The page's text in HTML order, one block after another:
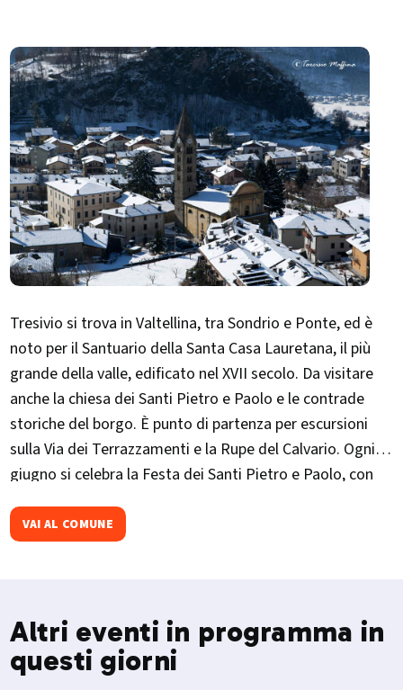
Tresivio si trova in Valtellina, tra Sondrio e Ponte, ed è
noto per il Santuario della Santa Casa Lauretana, il più
grande della valle, edificato nel XVII secolo. Da visitare
anche la chiesa dei Santi Pietro e Paolo e le contrade
storiche del borgo. È punto di partenza per escursioni
sulla Via dei Terrazzamenti e la Rupe del Calvario. Ogni
giugno si celebra la Festa dei Santi Pietro e Paolo, con
VAI AL COMUNE
Altri eventi in programma in
questi giorni